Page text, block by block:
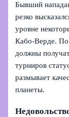
Бывший
резко
уровне
Кабо-Верде.
должны
турниров
размывает
планеты.